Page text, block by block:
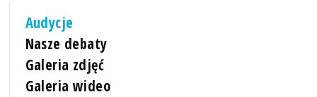
Audycje
Nasze debaty
Galeria zdjęć
Galeria wideo